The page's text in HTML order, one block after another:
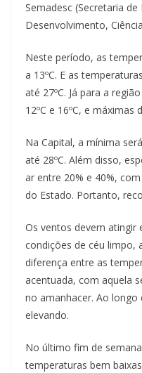
Semadesc (Secretaria
Desenvolvimento,
Neste período, as
a 13ºC. E as
até 27ºC. Já para a
12ºC e 16ºC, e máximas
Na Capital, a mínima
até 28ºC. Além disso,
ar entre 20% e 40%,
do Estado. Portanto,
Os ventos devem atingir
condições de céu limpo,
diferença entre as
acentuada, com aquela
no amanhacer. Ao
elevando.
No último fim de
temperaturas bem